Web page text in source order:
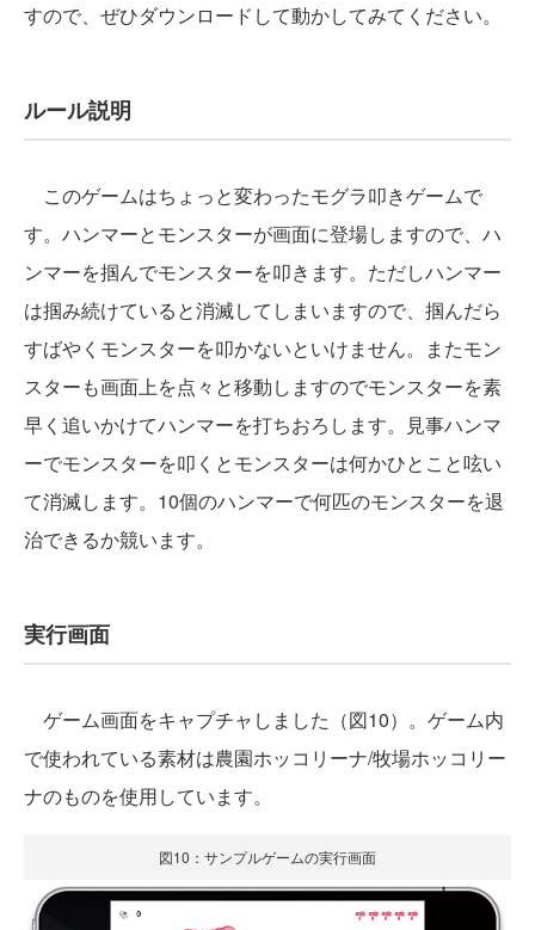
すので、ぜひダウンロードして動かしてみてください。
ルール説明
このゲームはちょっと変わったモグラ叩きゲームで
す。ハンマーとモンスターが画面に登場しますので、ハ
ンマーを掴んでモンスターを叩きます。ただしハンマー
は掴み続けていると消滅してしまいますので、掴んだら
すばやくモンスターを叩かないといけません。またモン
スターも画面上を点々と移動しますのでモンスターを素
早く追いかけてハンマーを打ちおろします。見事ハンマ
ーでモンスターを叩くとモンスターは何かひとこと呟い
て消滅します。10個のハンマーで何匹のモンスターを退
治できるか競います。
実行画面
ゲーム画面をキャプチャしました（図10）。ゲーム内
で使われている素材は農園ホッコリーナ/牧場ホッコリー
ナのものを使用しています。
図10：サンプルゲームの実行画面